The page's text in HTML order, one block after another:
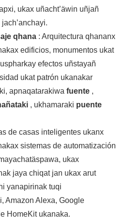
ukax uñacht’äwin uñjañ
qhana : Arquitectura qhananx
edificios, monumentos ukat
efectos uñstayañ
ukat patrón ukanakar
apnaqatarakiwa fuente ,
, ukhamaraki puente
de casas inteligentes ukanx
sistemas de automatización
ukax
jaya chiqat jan ukax arut
yanapirinak tuqi
Amazon Alexa, Google
HomeKit ukanaka.